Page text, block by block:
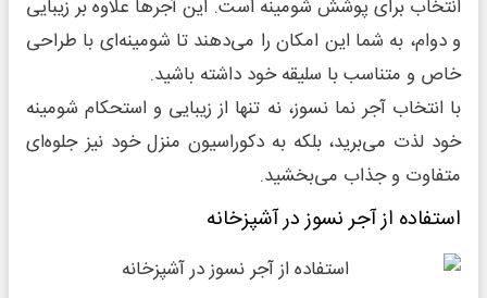
انتخاب برای پوشش شومینه است. این آجرها علاوه بر زیبایی
و دوام، به شما این امکان را می‌دهند تا شومینه‌ای با طراحی
خاص و متناسب با سلیقه خود داشته باشید.
با انتخاب آجر نما نسوز، نه تنها از زیبایی و استحکام شومینه
خود لذت می‌برید، بلکه به دکوراسیون منزل خود نیز جلوه‌ای
متفاوت و جذاب می‌بخشید.
استفاده از آجر نسوز در آشپزخانه